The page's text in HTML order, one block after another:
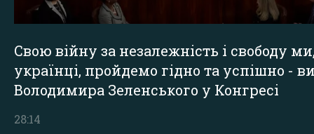
Свою війну за незалежність і свободу
українці, пройдемо гідно та успішно -
Володимира Зеленського у Конгресі
28:14